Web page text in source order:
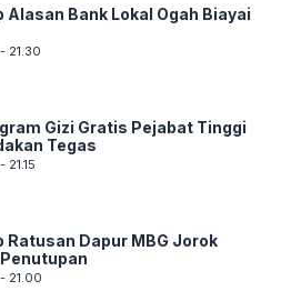
Alasan Bank Lokal Ogah Biayai
21.30
Gizi Gratis Pejabat Tinggi
Tegas
Ratusan Dapur MBG Jorok
21.00